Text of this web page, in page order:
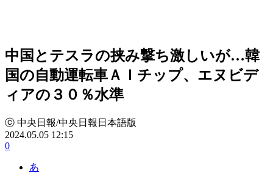
中国とテスラの挟み撃ち激しいが…韓
国の自動運転車ＡＩチップ、エヌビデ
ィアの３０％水準
ⓒ 中央日報/中央日報日本語版
2024.05.05 12:15
0
あ